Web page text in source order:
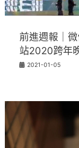
前進週報｜
站2020跨年
2021-01-05